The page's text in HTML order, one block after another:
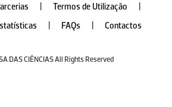
Termos de Utilização
FAQs Contactos
DAS CIÊNCIAS All Rights Reserved